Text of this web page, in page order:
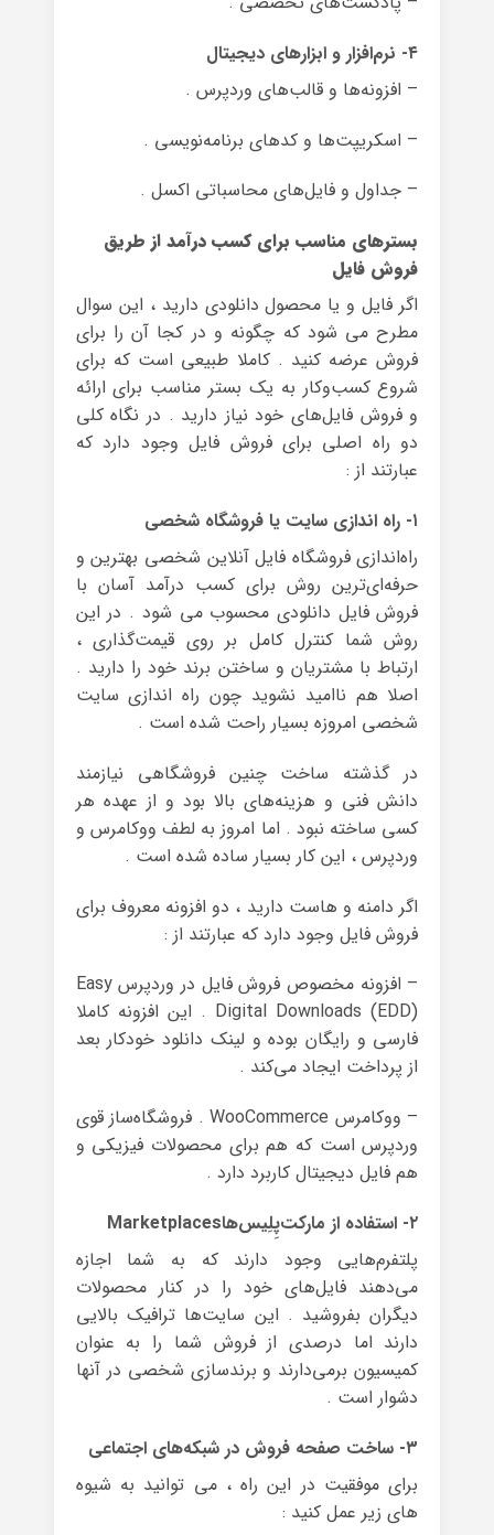
۴- نرم‌افزار و ابزارهای دیجیتال
– افزونه‌ها و قالب‌های وردپرس .
– اسکریپت‌ها و کدهای برنامه‌نویسی .
– جداول و فایل‌های محاسباتی اکسل .
بسترهای مناسب برای کسب درآمد از طریق
فروش فایل
اگر فایل و یا محصول دانلودی دارید ، این سوال
مطرح می شود که چگونه و در کجا آن را برای
فروش عرضه کنید . کاملا طبیعی است که برای
شروع کسب‌وکار به یک بستر مناسب برای ارائه
و فروش فایل‌های خود نیاز دارید . در نگاه کلی
دو راه اصلی برای فروش فایل وجود دارد که
عبارتند از :
۱- راه اندازی سایت یا فروشگاه شخصی
راه‌اندازی فروشگاه فایل آنلاین شخصی بهترین و
حرفه‌ای‌ترین روش برای کسب درآمد آسان با
فروش فایل دانلودی محسوب می شود . در این
روش شما کنترل کامل بر روی قیمت‌گذاری ،
ارتباط با مشتریان و ساختن برند خود را دارید .
اصلا هم ناامید نشوید چون راه اندازی سایت
شخصی امروزه بسیار راحت شده است .
در گذشته ساخت چنین فروشگاهی نیازمند
دانش فنی و هزینه‌های بالا بود و از عهده هر
کسی ساخته نبود . اما امروز به لطف ووکامرس و
وردپرس ، این کار بسیار ساده شده است .
اگر دامنه و هاست دارید ، دو افزونه معروف برای
فروش فایل وجود دارد که عبارتند از :
– افزونه مخصوص فروش فایل در وردپرس Easy
Digital Downloads (EDD) . این افزونه کاملا
فارسی و رایگان بوده و لینک دانلود خودکار بعد
از پرداخت ایجاد می‌کند .
– ووکامرس WooCommerce . فروشگاه‌ساز قوی
وردپرس است که هم برای محصولات فیزیکی و
هم فایل دیجیتال کاربرد دارد .
۲- استفاده از مارکت‌پِلِیس‌هاMarketplaces
پلتفرم‌هایی وجود دارند که به شما اجازه
می‌دهند فایل‌های خود را در کنار محصولات
دیگران بفروشید . این سایت‌ها ترافیک بالایی
دارند اما درصدی از فروش شما را به عنوان
کمیسیون برمی‌دارند و برندسازی شخصی در آنها
دشوار است .
۳- ساخت صفحه فروش در شبکه‌های اجتماعی
برای موفقیت در این راه ، می توانید به شیوه
های زیر عمل کنید :